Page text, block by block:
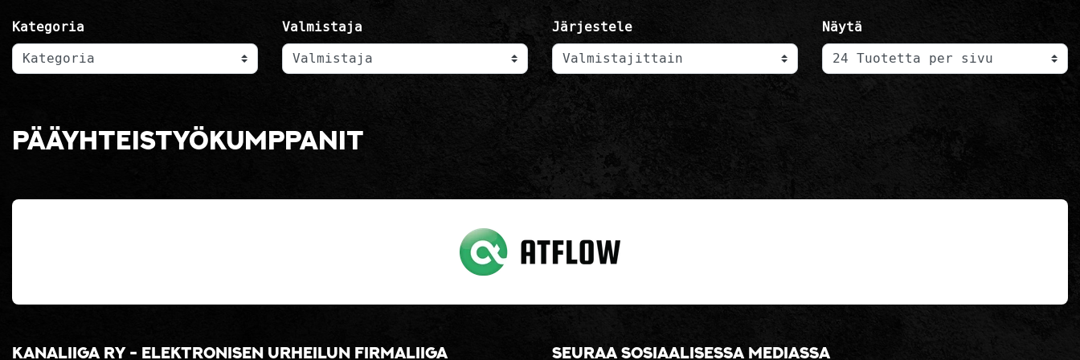
Kategoria Valmistaja Järjestele Näytä
Kanaliiga ry - elektronisen urheilun firmaliiga Seuraa sosiaalisessa mediassa
Pääyhteistyökumppanit